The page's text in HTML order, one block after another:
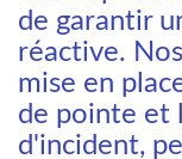
de garantir
réactive.
mise en
de pointe et
d'incident,